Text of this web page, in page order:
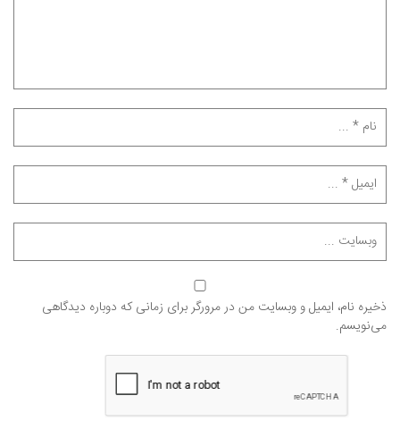
ذخیره نام، ایمیل و وبسایت من در مرورگر برای زمانی که دوباره دیدگاهی
می‌نویسم.